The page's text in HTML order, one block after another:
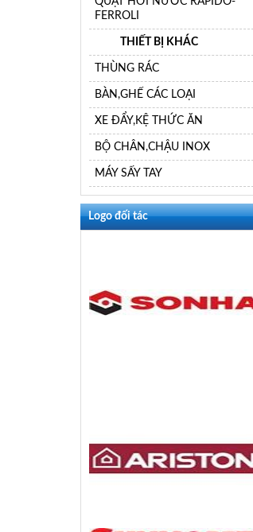
FERROLI
THIẾT BỊ KHÁC
THÙNG RÁC
BÀN,GHẾ CÁC LOẠI
XE ĐẨY,KỆ THỨC ĂN
BỘ CHÂN,CHẬU INOX
MÁY SẤY TAY
Logo đối tác